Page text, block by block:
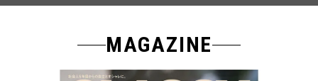
MAGAZINE